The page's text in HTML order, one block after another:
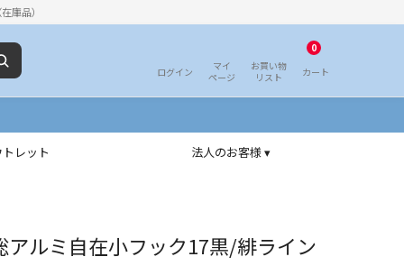
庫品）
ログイン
マイ
ページ
お買い物
リスト
0
カート
レット 法人のお客様 ▾
アルミ自在小フック17黒/緋ライン